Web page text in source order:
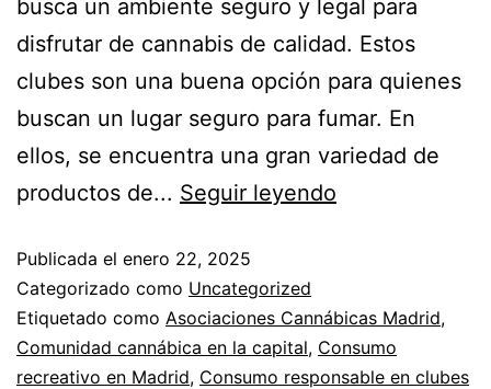
busca un ambiente seguro y legal para
disfrutar de cannabis de calidad. Estos
clubes son una buena opción para quienes
buscan un lugar seguro para fumar. En
ellos, se encuentra una gran variedad de
productos de... Seguir leyendo
Publicada el enero 22, 2025
Categorizado como Uncategorized
Etiquetado como Asociaciones Cannábicas Madrid,
Comunidad cannábica en la capital, Consumo
recreativo en Madrid, Consumo responsable en clubes